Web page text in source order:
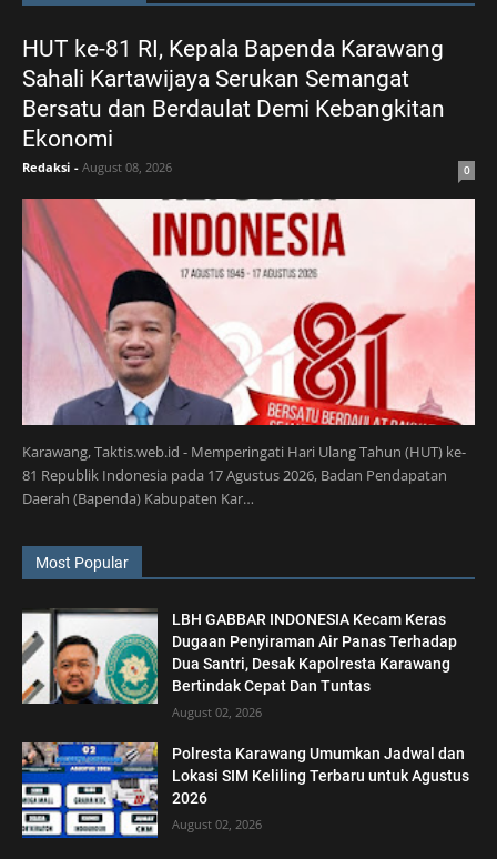
HUT ke-81 RI, Kepala Bapenda Karawang
Sahali Kartawijaya Serukan Semangat
Bersatu dan Berdaulat Demi Kebangkitan
Ekonomi
Redaksi - August 08, 2026 0
Karawang, Taktis.web.id - Memperingati Hari Ulang Tahun (HUT) ke-
81 Republik Indonesia pada 17 Agustus 2026, Badan Pendapatan
Daerah (Bapenda) Kabupaten Kar…
Most Popular
LBH GABBAR INDONESIA Kecam Keras
Dugaan Penyiraman Air Panas Terhadap
Dua Santri, Desak Kapolresta Karawang
Bertindak Cepat Dan Tuntas
August 02, 2026
Polresta Karawang Umumkan Jadwal dan
Lokasi SIM Keliling Terbaru untuk Agustus
2026
August 02, 2026